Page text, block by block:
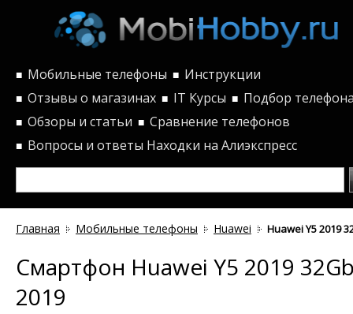
■ Мобильные телефоны ■ Инструкции
■ Отзывы о магазинах ■ IT Курсы ■ Подбор
■ Обзоры и статьи ■ Сравнение телефонов
■ Вопросы и ответы Находки на Алиэкспресс
Главная Мобильные телефоны Huawei Huawei Y5 2019
Смартфон Huawei Y5 2019
2019